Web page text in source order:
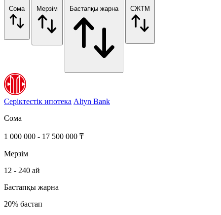
Сома Мерзім Бастапқы жарна СЖТМ
Серіктестік ипотека Altyn Bank
Сома
1 000 000 - 17 500 000 ₸
Мерзім
12 - 240 ай
Бастапқы жарна
20% бастап